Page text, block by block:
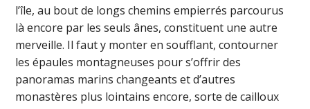
l’île, au bout de longs chemins empierrés parcourus
là encore par les seuls ânes, constituent une autre
merveille. Il faut y monter en soufflant, contourner
les épaules montagneuses pour s’offrir des
panoramas marins changeants et d’autres
monastères plus lointains encore, sorte de cailloux